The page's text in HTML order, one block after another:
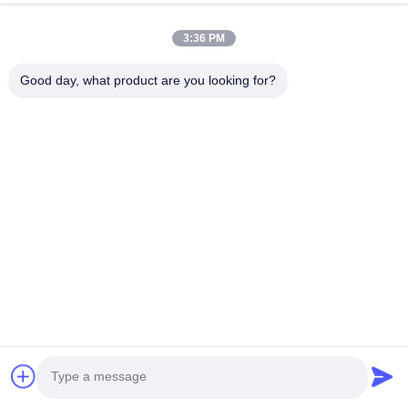
3:36 PM
Good day, what product are you looking for?